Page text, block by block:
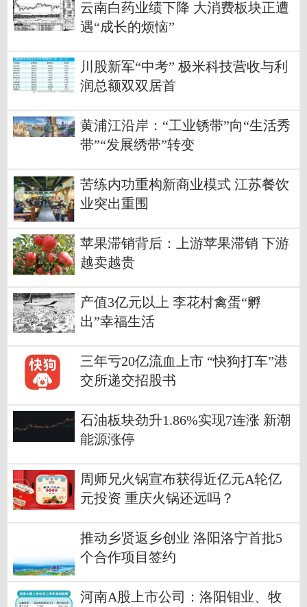
云南白药业绩下降 大消费板块正遭
遇“成长的烦恼”
川股新军“中考” 极米科技营收与利
润总额双双居首
黄浦江沿岸：“工业锈带”向“生活秀
带”“发展绣带”转变
苦练内功重构新商业模式 江苏餐饮
业突出重围
苹果滞销背后：上游苹果滞销 下游
越卖越贵
产值3亿元以上 李花村禽蛋“孵
出”幸福生活
三年亏20亿流血上市 “快狗打车”港
交所递交招股书
石油板块劲升1.86%实现7连涨 新潮
能源涨停
周师兄火锅宣布获得近亿元A轮亿
元投资 重庆火锅还远吗？
推动乡贤返乡创业 洛阳洛宁首批5
个合作项目签约
河南A股上市公司：洛阳钼业、牧